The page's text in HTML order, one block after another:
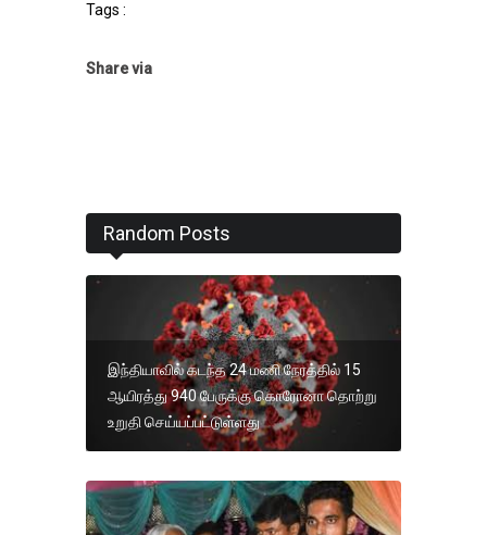
Tags :
Share via
Random Posts
இந்தியாவில் கடந்த 24 மணி நேரத்தில் 15
ஆயிரத்து 940 பேருக்கு கொரோனா தொற்று
உறுதி செய்யப்பட்டுள்ளது